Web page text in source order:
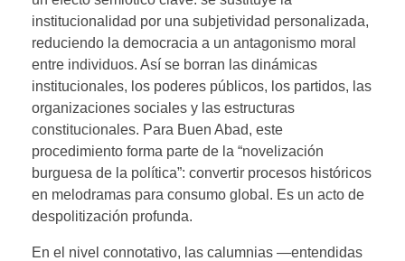
institucionalidad por una subjetividad personalizada,
reduciendo la democracia a un antagonismo moral
entre individuos. Así se borran las dinámicas
institucionales, los poderes públicos, los partidos, las
organizaciones sociales y las estructuras
constitucionales. Para Buen Abad, este
procedimiento forma parte de la “novelización
burguesa de la política”: convertir procesos históricos
en melodramas para consumo global. Es un acto de
despolitización profunda.
En el nivel connotativo, las calumnias —entendidas